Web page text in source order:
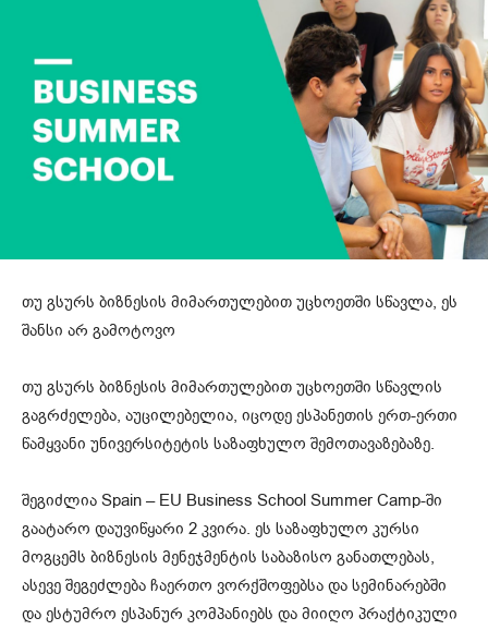
თუ გსურს ბიზნესის მიმართულებით უცხოეთში სწავლა, ეს
შანსი არ გამოტოვო
თუ გსურს ბიზნესის მიმართულებით უცხოეთში სწავლის
გაგრძელება, აუცილებელია, იცოდე ესპანეთის ერთ-ერთი
წამყვანი უნივერსიტეტის საზაფხულო შემოთავაზებაზე.
შეგიძლია Spain – EU Business School Summer Camp-ში
გაატარო დაუვიწყარი 2 კვირა. ეს საზაფხულო კურსი
მოგცემს ბიზნესის მენეჯმენტის საბაზისო განათლებას,
ასევე შეგეძლება ჩაერთო ვორქშოფებსა და სემინარებში
და ესტუმრო ესპანურ კომპანიებს და მიიღო პრაქტიკული